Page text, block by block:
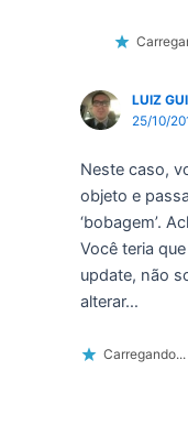
LUIZ
25/10/
Neste caso,
objeto e
‘bobagem’.
Você teria
update, não
alterar…
Carregando...